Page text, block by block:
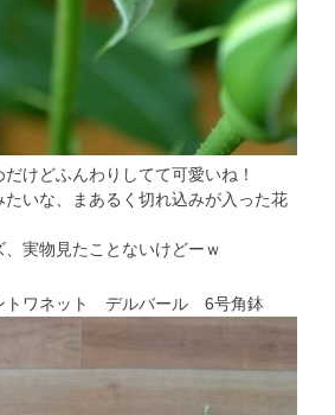
けどふんわりしてて可愛いね！
たいな、まあるく切れ込みが入った花
実物見たことないけどーｗ
ワネット デルバール 6号角鉢